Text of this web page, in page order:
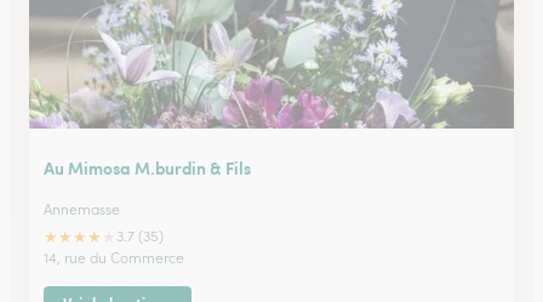
Au Mimosa M.burdin & Fils
Annemasse
★★★★
3.7 (35)
14, rue du Commerce